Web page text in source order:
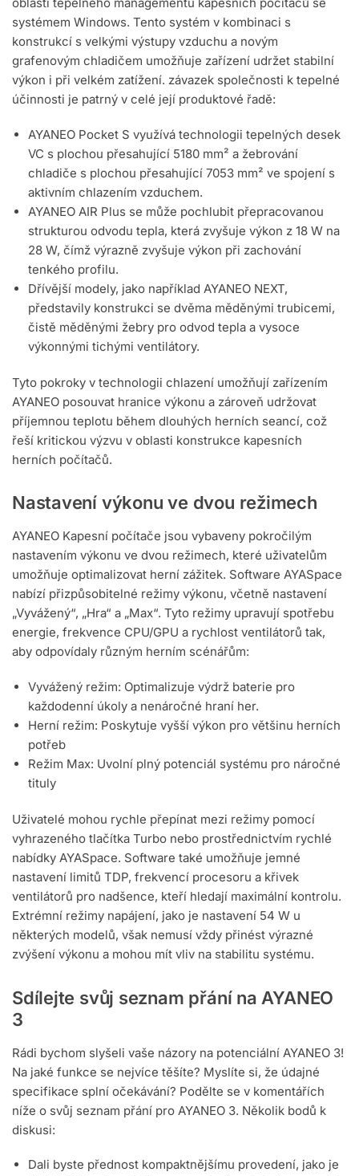
oblasti tepelného managementu kapesních počítačů se
systémem Windows. Tento systém v kombinaci s
konstrukcí s velkými výstupy vzduchu a novým
grafenovým chladičem umožňuje zařízení udržet stabilní
výkon i při velkém zatížení. závazek společnosti k tepelné
účinnosti je patrný v celé její produktové řadě:
AYANEO Pocket S využívá technologii tepelných desek
VC s plochou přesahující 5180 mm² a žebrování
chladiče s plochou přesahující 7053 mm² ve spojení s
aktivním chlazením vzduchem.
AYANEO AIR Plus se může pochlubit přepracovanou
strukturou odvodu tepla, která zvyšuje výkon z 18 W na
28 W, čímž výrazně zvyšuje výkon při zachování
tenkého profilu.
Dřívější modely, jako například AYANEO NEXT,
představily konstrukci se dvěma měděnými trubicemi,
čistě měděnými žebry pro odvod tepla a vysoce
výkonnými tichými ventilátory.
Tyto pokroky v technologii chlazení umožňují zařízením
AYANEO posouvat hranice výkonu a zároveň udržovat
příjemnou teplotu během dlouhých herních seancí, což
řeší kritickou výzvu v oblasti konstrukce kapesních
herních počítačů.
Nastavení výkonu ve dvou režimech
AYANEO Kapesní počítače jsou vybaveny pokročilým
nastavením výkonu ve dvou režimech, které uživatelům
umožňuje optimalizovat herní zážitek. Software AYASpace
nabízí přizpůsobitelné režimy výkonu, včetně nastavení
„Vyvážený“, „Hra“ a „Max“. Tyto režimy upravují spotřebu
energie, frekvence CPU/GPU a rychlost ventilátorů tak,
aby odpovídaly různým herním scénářům:
Vyvážený režim: Optimalizuje výdrž baterie pro
každodenní úkoly a nenáročné hraní her.
Herní režim: Poskytuje vyšší výkon pro většinu herních
potřeb
Režim Max: Uvolní plný potenciál systému pro náročné
tituly
Uživatelé mohou rychle přepínat mezi režimy pomocí
vyhrazeného tlačítka Turbo nebo prostřednictvím rychlé
nabídky AYASpace. Software také umožňuje jemné
nastavení limitů TDP, frekvencí procesoru a křivek
ventilátorů pro nadšence, kteří hledají maximální kontrolu.
Extrémní režimy napájení, jako je nastavení 54 W u
některých modelů, však nemusí vždy přinést výrazné
zvýšení výkonu a mohou mít vliv na stabilitu systému.
Sdílejte svůj seznam přání na AYANEO
3
Rádi bychom slyšeli vaše názory na potenciální AYANEO 3!
Na jaké funkce se nejvíce těšíte? Myslíte si, že údajné
specifikace splní očekávání? Podělte se v komentářích
níže o svůj seznam přání pro AYANEO 3. Několik bodů k
diskusi:
Dali byste přednost kompaktnějšímu provedení, jako je